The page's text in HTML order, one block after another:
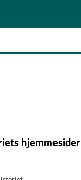
hjemmesider